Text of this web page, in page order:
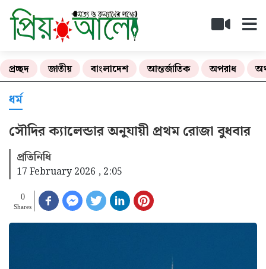
প্রচ্ছদ জাতীয় বাংলাদেশ আন্তর্জাতিক অপরাধ
ধর্ম
সৌদির ক্যালেন্ডার অনুযায়ী প্রথম রোজা বুধবার
প্রতিনিধি
17 February 2026 , 2:05
0
Shares